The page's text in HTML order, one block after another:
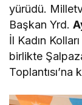
yürüdü.
Başkan Yrd.
İl Kadın
birlikte
Toplantısı’na